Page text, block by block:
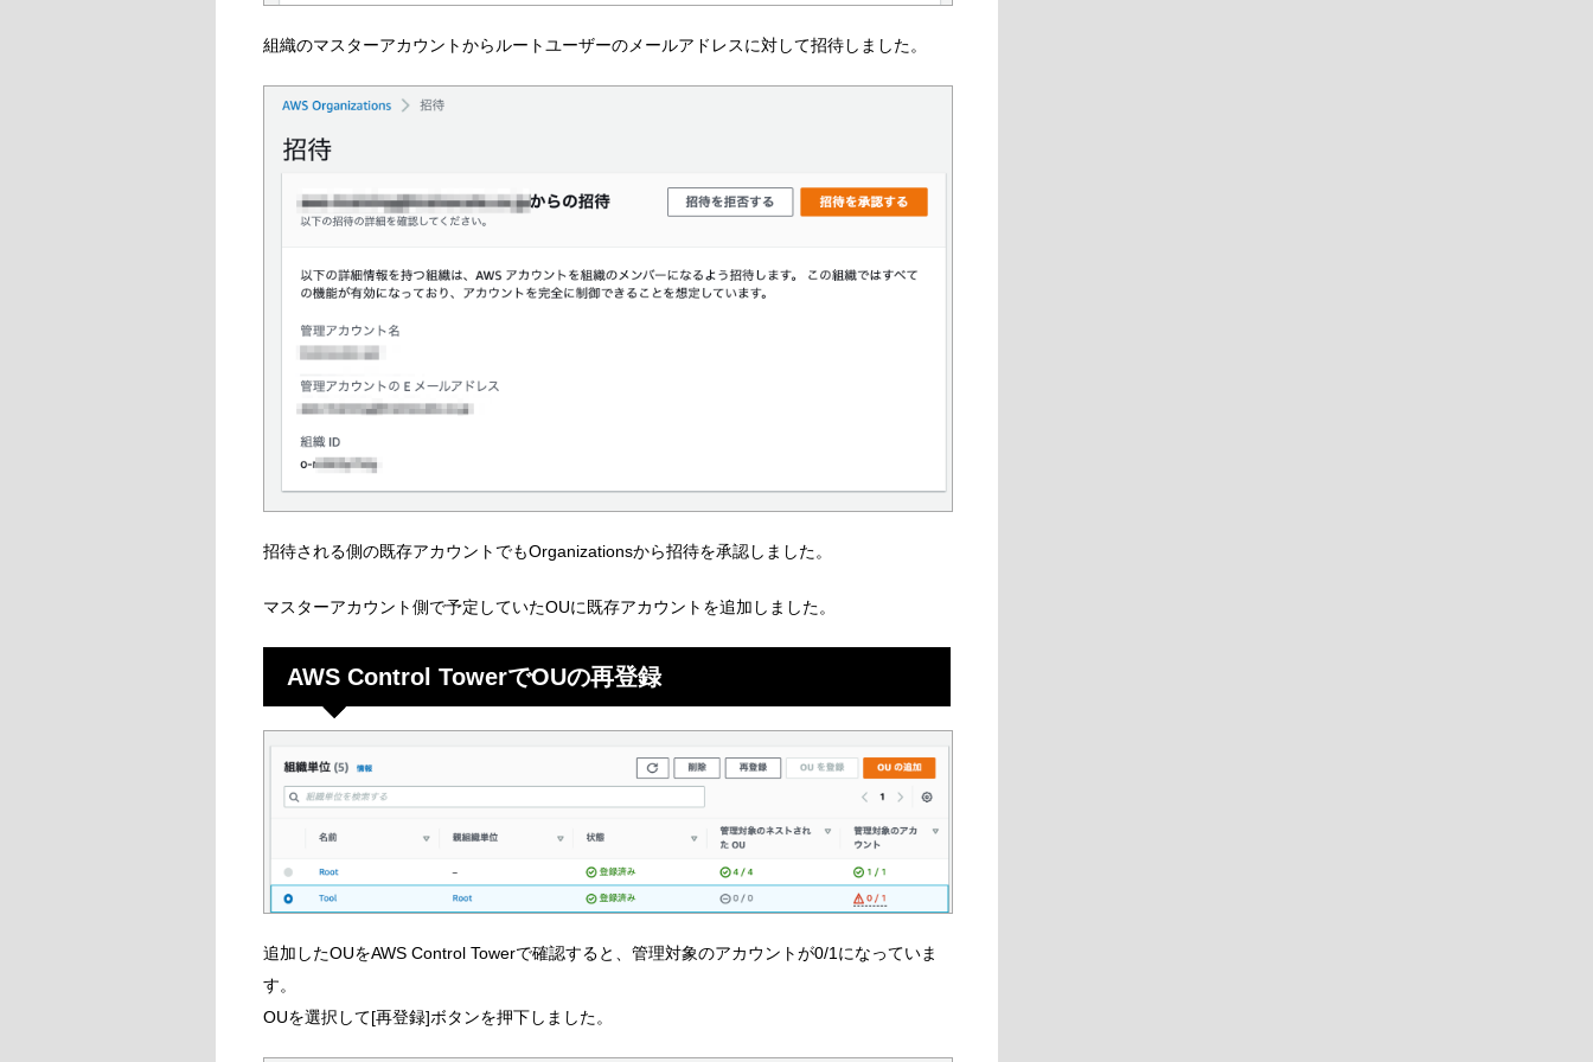
組織のマスターアカウントからルートユーザーのメールアドレスに対して招待しました。
招待される側の既存アカウントでもOrganizationsから招待を承認しました。
マスターアカウント側で予定していたOUに既存アカウントを追加しました。
AWS Control TowerでOUの再登録
追加したOUをAWS Control Towerで確認すると、管理対象のアカウントが0/1になっていま
す。
OUを選択して[再登録]ボタンを押下しました。